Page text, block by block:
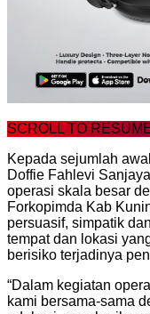
SCROLL TO
Kepada sejumlah
Doffie Fahlevi
operasi skala besar
Forkopimda Kab
persuasif, simpatik
tempat dan lokasi
berisiko terjadinya
“Dalam kegiatan
kami bersama-sama